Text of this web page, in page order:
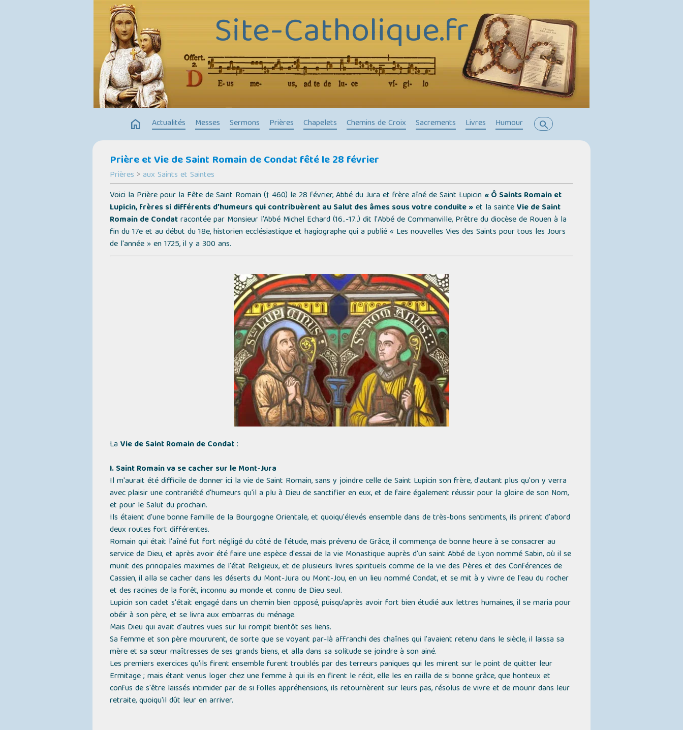
Site-Catholique.fr
home Actualités Messes Sermons Prières Chapelets Chemins de Croix Sacrements Livres Humour search
Prière et Vie de Saint Romain de Condat fêté le 28 février
Prières > aux Saints et Saintes
Voici la Prière pour la Fête de Saint Romain († 460) le 28 février, Abbé du Jura et frère aîné de Saint Lupicin « Ô Saints Romain et
Lupicin, frères si différents d'humeurs qui contribuèrent au Salut des âmes sous votre conduite »et la sainteVie de Saint
Romain de Condatracontée par Monsieur l’Abbé Michel Echard (16..-17..) dit l'Abbé de Commanville, Prêtre du diocèse de Rouen à la
fin du 17e et au début du 18e, historien ecclésiastique et hagiographe qui a publié« Les nouvelles Vies des Saints pour tous les Jours
de l'année »en 1725, il y a 300 ans.
La Vie de Saint Romain de Condat:
I. Saint Romain va se cacher sur le Mont-Jura
Il m'aurait été difficile de donner ici la vie de Saint Romain, sans y joindre celle de Saint Lupicin son frère, d'autant plus qu'on y verra
avec plaisir une contrariété d'humeurs qu'il a plu à Dieu de sanctifier en eux, et de faire également réussir pour la gloire de son Nom,
et pour le Salut du prochain.
Ils étaient d'une bonne famille de la Bourgogne Orientale, et quoiqu'élevés ensemble dans de très-bons sentiments, ils prirent d'abord
deux routes fort différentes.
Romain qui était l'aîné fut fort négligé du côté de l'étude, mais prévenu de Grâce, il commença de bonne heure à se consacrer au
service de Dieu, et après avoir été faire une espèce d'essai de la vie Monastique auprès d'un saint Abbé de Lyon nommé Sabin, où il se
munit des principales maximes de l'état Religieux, et de plusieurs livres spirituels comme de la vie des Pères et des Conférences de
Cassien, il alla se cacher dans les déserts du Mont-Jura ou Mont-Jou, en un lieu nommé Condat, et se mit à y vivre de l'eau du rocher
et des racines de la forêt, inconnu au monde et connu de Dieu seul.
Lupicin son cadet s'était engagé dans un chemin bien opposé, puisqu’après avoir fort bien étudié aux lettres humaines, il se maria pour
obéir à son père, et se livra aux embarras du ménage.
Mais Dieu qui avait d'autres vues sur lui rompit bientôt ses liens.
Sa femme et son père moururent, de sorte que se voyant par-là affranchi des chaînes qui l'avaient retenu dans le siècle, il laissa sa
mère et sa sœur maîtresses de ses grands biens, et alla dans sa solitude se joindre à son ainé.
Les premiers exercices qu'ils firent ensemble furent troublés par des terreurs paniques qui les mirent sur le point de quitter leur
Ermitage ; mais étant venus loger chez une femme à qui ils en firent le récit, elle les en railla de si bonne grâce, que honteux et
confus de s'être laissés intimider par de si folles appréhensions, ils retournèrent sur leurs pas, résolus de vivre et de mourir dans leur
retraite, quoiqu'il dût leur en arriver.